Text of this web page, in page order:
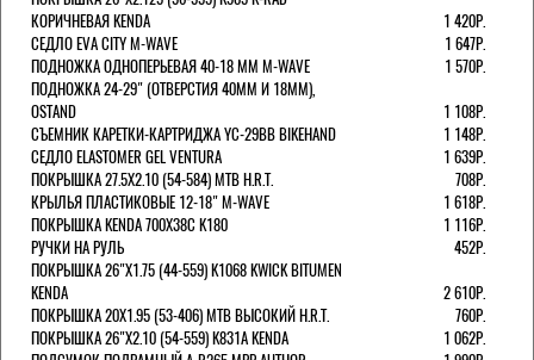
КОРИЧНЕВАЯ KENDA
1 420Р.
СЕДЛО EVA CITY M-WAVE
1 647Р.
ПОДНОЖКА ОДНОПЕРЬЕВАЯ 40-18 ММ M-WAVE
1 570Р.
ПОДНОЖКА 24-29" (ОТВЕРСТИЯ 40ММ И 18ММ),
OSTAND
1 108Р.
СЪЕМНИК КАРЕТКИ-КАРТРИДЖА YC-29BB BIKEHAND
1 148Р.
СЕДЛО ELASTOMER GEL VENTURA
1 639Р.
ПОКРЫШКА 27.5X2.10 (54-584) MTB H.R.T.
708Р.
КРЫЛЬЯ ПЛАСТИКОВЫЕ 12-18" M-WAVE
1 618Р.
ПОКРЫШКА KENDA 700Х38С K180
1 116Р.
РУЧКИ НА РУЛЬ
452Р.
ПОКРЫШКА 26"Х1.75 (44-559) K1068 KWICK BITUMEN
KENDA
2 610Р.
ПОКРЫШКА 20X1.95 (53-406) MTB ВЫСОКИЙ H.R.T.
760Р.
ПОКРЫШКА 26"Х2.10 (54-559) K831A KENDA
1 062Р.